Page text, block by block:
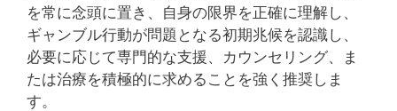
を常に念頭に置き、自身の限界を正確に理解し、
ギャンブル行動が問題となる初期兆候を認識し、
必要に応じて専門的な支援、カウンセリング、ま
たは治療を積極的に求めることを強く推奨しま
す。